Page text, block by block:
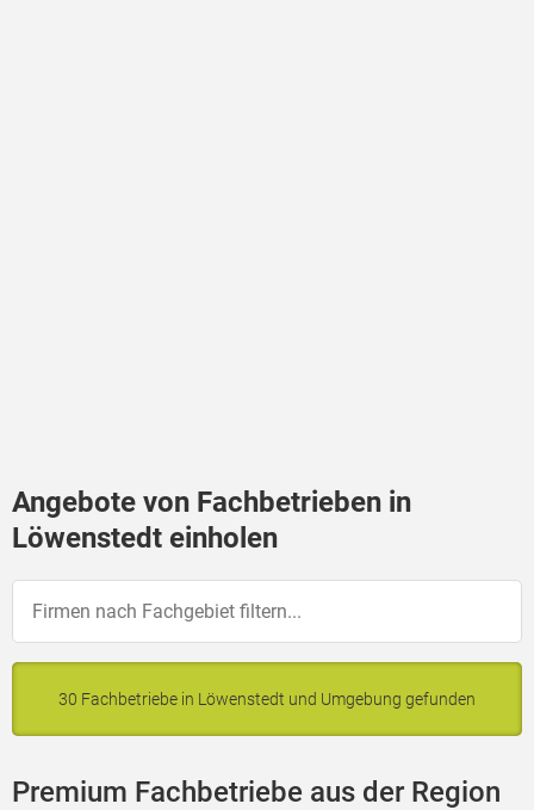
Angebote von Fachbetrieben in
Löwenstedt einholen
30 Fachbetriebe in Löwenstedt und Umgebung gefunden
Premium Fachbetriebe aus der Region